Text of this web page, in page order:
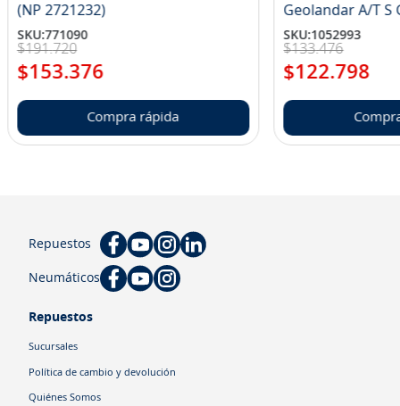
(NP 2721232)
SKU:771090
$191.720
$153.376
Compra rápida
SKU:1052993
$133.476
$122.798
Repuestos
Neumáticos
Repuestos
Sucursales
Política de cambio y devolución
Quiénes Somos